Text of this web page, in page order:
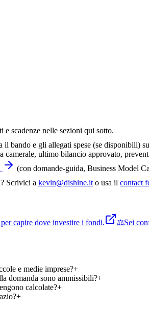
e scadenze nelle sezioni qui sotto.
il bando e gli allegati spese (se disponibili)
camerale, ultimo bilancio approvato,
(con domande-guida, Business Model
Scrivici a kevin@dishine.it o usa il contact
capire dove investire i fondi. ⚖️Sei
e medie imprese?+
domanda sono ammissibili?+
calcolate?+
+